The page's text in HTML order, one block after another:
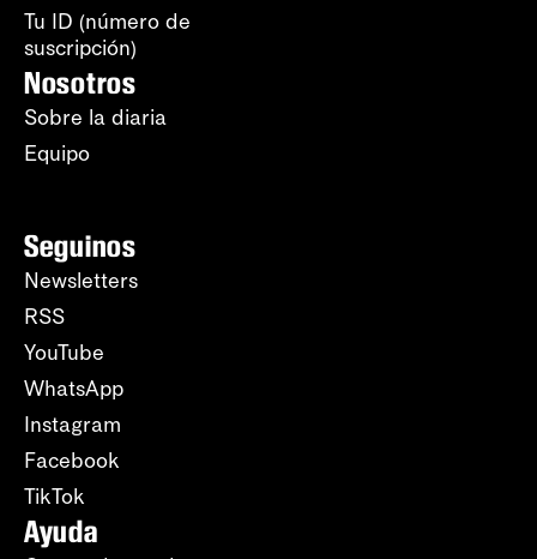
Tu ID (número de
suscripción)
Nosotros
Sobre la diaria
Equipo
Seguinos
Newsletters
RSS
YouTube
WhatsApp
Instagram
Facebook
TikTok
Ayuda